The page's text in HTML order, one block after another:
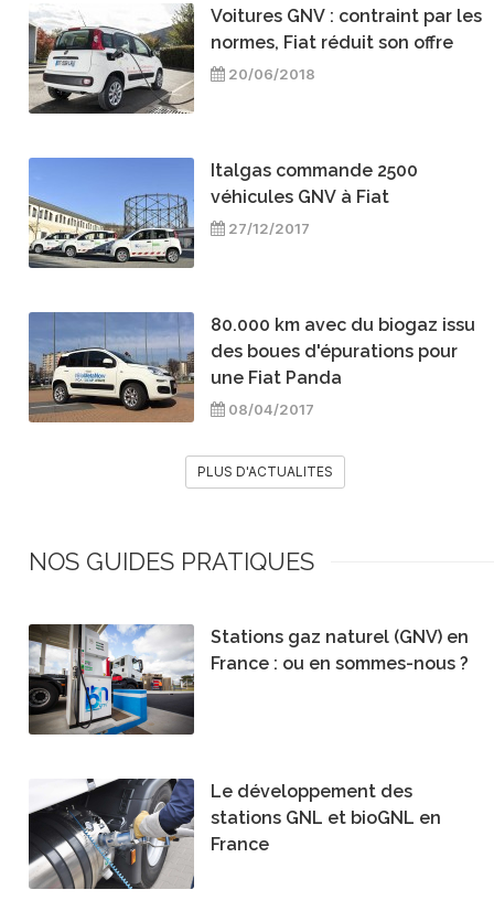
Voitures GNV : contraint par les
normes, Fiat réduit son offre
20/06/2018
Italgas commande 2500
véhicules GNV à Fiat
27/12/2017
80.000 km avec du biogaz issu
des boues d'épurations pour
une Fiat Panda
08/04/2017
PLUS D'ACTUALITES
NOS GUIDES PRATIQUES
Stations gaz naturel (GNV) en
France : ou en sommes-nous ?
Le développement des
stations GNL et bioGNL en
France